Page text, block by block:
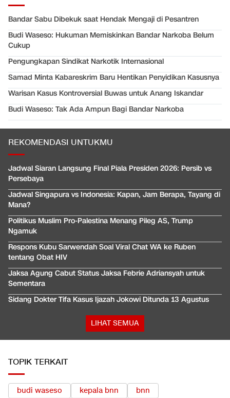
Bandar Sabu Dibekuk saat Hendak Mengaji di Pesantren
Budi Waseso: Hukuman Memiskinkan Bandar Narkoba Belum
Cukup
Pengungkapan Sindikat Narkotik Internasional
Samad Minta Kabareskrim Baru Hentikan Penyidikan Kasusnya
Warisan Kasus Kontroversial Buwas untuk Anang Iskandar
Budi Waseso: Tak Ada Ampun Bagi Bandar Narkoba
REKOMENDASI UNTUKMU
Jadwal Siaran Langsung Final Piala Presiden 2026: Persib vs
Persebaya
Jadwal Singapura vs Indonesia: Kapan, Jam Berapa, Tayang di
Mana?
Politikus Muslim Pro-Palestina Menang Pileg AS, Trump
Ngamuk
Respons Kubu Sarwendah Soal Viral Chat WA ke Ruben
tentang Obat HIV
Jaksa Agung Cabut Status Jaksa Febrie Adriansyah untuk
Sementara
Sidang Dokter Tifa Kasus Ijazah Jokowi Ditunda 13 Agustus
LIHAT SEMUA
TOPIK TERKAIT
budi waseso kepala bnn
bnn